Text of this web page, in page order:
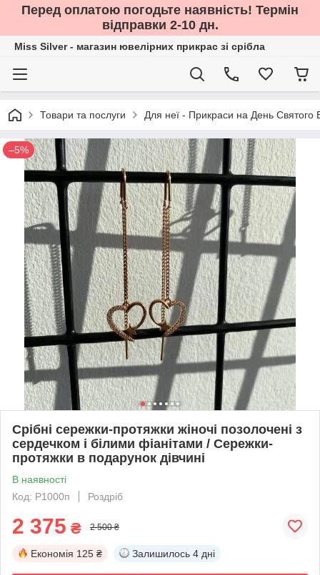
Перед оплатою погодьте наявність! Термін
відправки 2-10 дн.
Miss Silver - магазин ювелірних прикрас зі срібла
Товари та послуги Для неї - Прикраси на День Святого
–5%
Срібні сережки-протяжки жіночі позолочені з
сердечком і білими фіанітами / Сережки-
протяжки в подарунок дівчині
В наявності
Код: Р1000п
Роздріб
2 375 ₴ 2 500 ₴
Економія 125 ₴ Залишилось 4 дні